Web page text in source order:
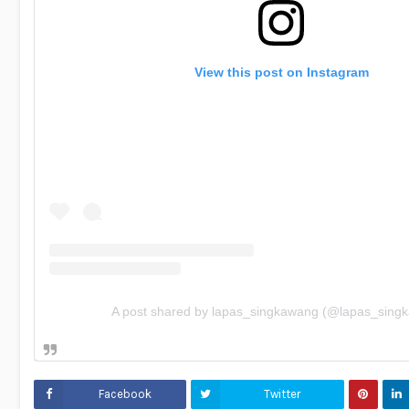
View this post on Instagram
A post shared by lapas_singkawang
Facebook Twitter